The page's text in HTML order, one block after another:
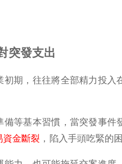
突發支出
期，往往將全部精力投入
等基本習慣，當突發事件
資金斷裂 ，陷入手頭吃緊的困